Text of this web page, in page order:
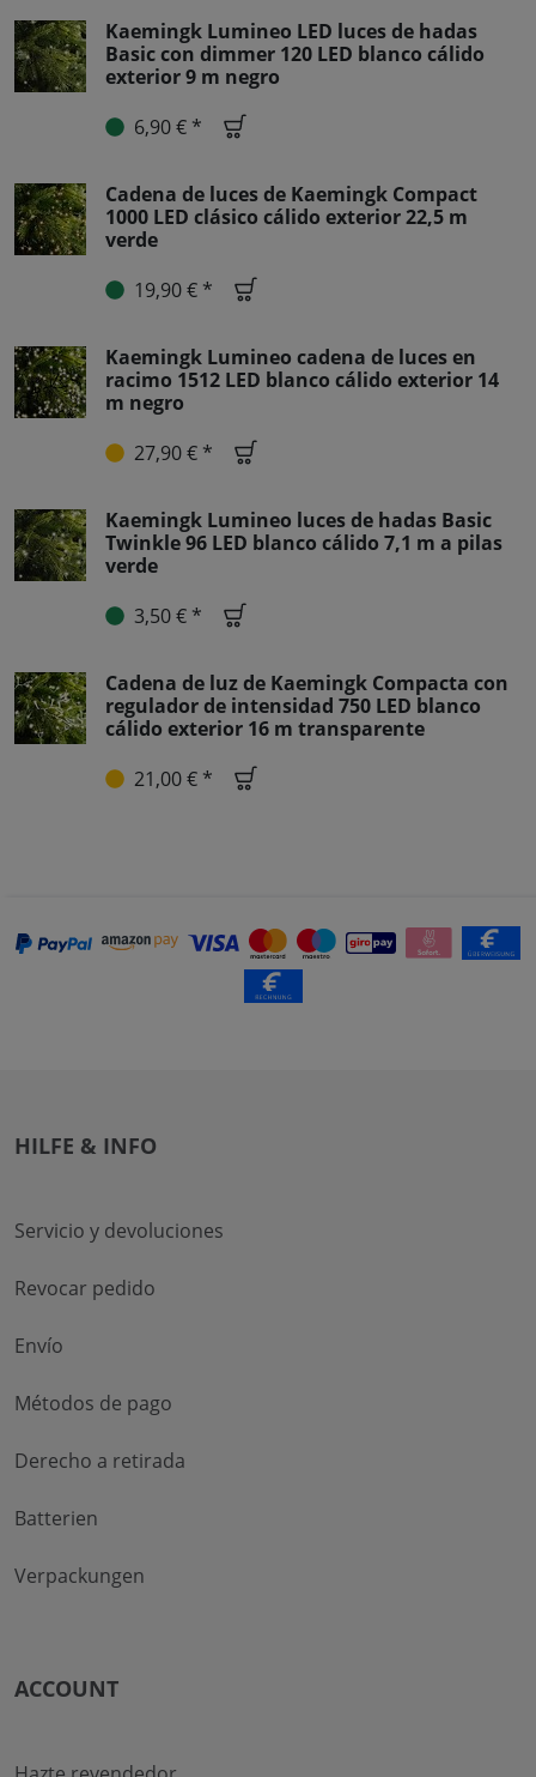
Kaemingk Lumineo LED luces de hadas
Basic con dimmer 120 LED blanco cálido
exterior 9 m negro
6,90 € *
Cadena de luces de Kaemingk Compact
1000 LED clásico cálido exterior 22,5 m
verde
19,90 € *
Kaemingk Lumineo cadena de luces en
racimo 1512 LED blanco cálido exterior 14
m negro
27,90 € *
Kaemingk Lumineo luces de hadas Basic
Twinkle 96 LED blanco cálido 7,1 m a pilas
verde
3,50 € *
Cadena de luz de Kaemingk Compacta con
regulador de intensidad 750 LED blanco
cálido exterior 16 m transparente
21,00 € *
HILFE & INFO
Servicio y devoluciones
Revocar pedido
Envío
Métodos de pago
Derecho a retirada
Batterien
Verpackungen
ACCOUNT